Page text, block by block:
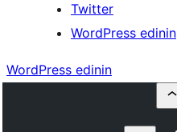
Twitter
WordPress edinin
WordPress edinin